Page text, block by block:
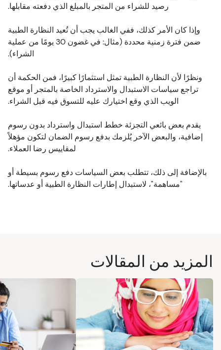
رصيد للشراء من المتجر بالمبلغ الذي دفعته مقابلها.
وإذا كان الأمر كذلك، ففي الغالب يجب أن تُعيد النظارة الطبية
ضمن فترة زمنية محددة (مثال: في غضون 30 يومًا من عملية
الشراء).
ونظرًا لأن النظارة الطبية تمثل استثمارًا كبيرًا، فمن الحكمة أن
تراجع سياسات الاستبدال والاسترداد الخاصة بالمتجر أو موقع
الويب الذي وقع اختيارك عليه للتسوق فيه قبل الشراء.
يقدم بعض بائعي التجزئة خطط استبدال واسترداد بدون رسوم
إضافية، والبعض الآخر يُلزمك بدفع رسوم الضمان لتكون مؤهلاً
لمقاييس رضا العملاء.
بالإضافة إلى ذلك، تتطلب بعض السياسات دفع رسوم بسيطة أو
"مساهمة"، لاستبدال إطارات النظارة الطبية أو عدساتها.
المزيد من المقالات